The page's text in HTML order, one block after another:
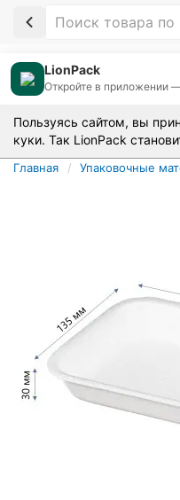
LionPack
Пользуясь сайтом, вы
куки. Так LionPack
Главная Упаковочные